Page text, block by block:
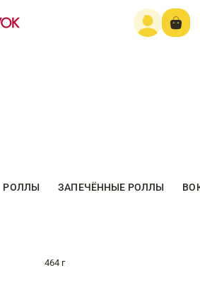
РОЛЛЫ ЗАПЕЧЁННЫЕ РОЛЛЫ
464 г